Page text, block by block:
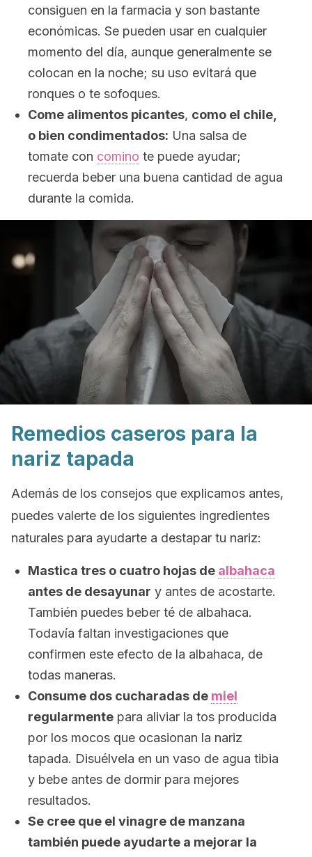
consiguen en la farmacia y son bastante
económicas. Se pueden usar en cualquier
momento del día, aunque generalmente se
colocan en la noche; su uso evitará que
ronques o te sofoques.
Come alimentos picantes, como el chile,
o bien condimentados: Una salsa de
tomate con comino te puede ayudar;
recuerda beber una buena cantidad de agua
durante la comida.
Remedios caseros para la
nariz tapada
Además de los consejos que explicamos antes,
puedes valerte de los siguientes ingredientes
naturales para ayudarte a destapar tu nariz:
Mastica tres o cuatro hojas de albahaca
antes de desayunar y antes de acostarte.
También puedes beber té de albahaca.
Todavía faltan investigaciones que
confirmen este efecto de la albahaca, de
todas maneras.
Consume dos cucharadas de miel
regularmente para aliviar la tos producida
por los mocos que ocasionan la nariz
tapada. Disuélvela en un vaso de agua tibia
y bebe antes de dormir para mejores
resultados.
Se cree que el vinagre de manzana
también puede ayudarte a mejorar la